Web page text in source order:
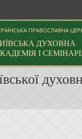
ПРАВОСЛАВНА
ДУХОВНА
І